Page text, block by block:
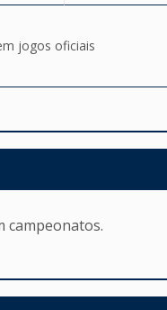
jogos oficiais
campeonatos.